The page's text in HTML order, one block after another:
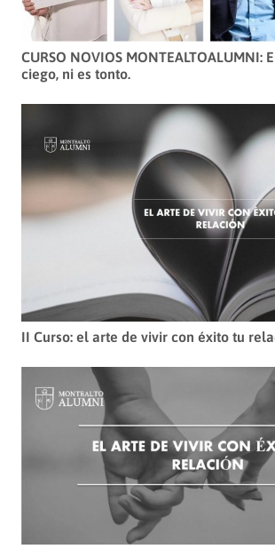
CURSO NOVIOS MONTEALTOALUMNI:
ciego, ni es tonto.
II Curso: el arte de vivir con éxito tu